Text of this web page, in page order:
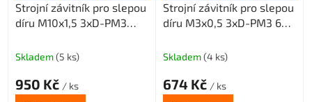
Strojní závitník pro slepou
díru M10x1,5 3xD-PM3
Skladem(5 ks)
950 Kč / ks
Strojní závitník pro slepou
díru M3x0,5 3xD-PM3 6HX
Skladem(4 ks)
674 Kč / ks